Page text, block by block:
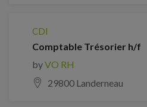
CDI
Comptable Trésorier h/f
byVO RH
29800 Landerneau